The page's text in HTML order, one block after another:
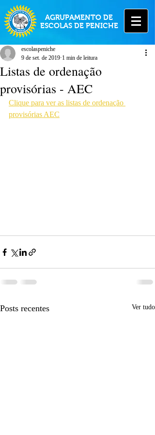
AGRUPAMENTO DE
ESCOLAS DE PENICHE
Listas de ordenação
provisórias - AEC
escolaspeniche
9 de set. de 2019 1 min de leitura
Clique para ver as listas de ordenação
provisórias AEC
Posts recentes Ver tudo